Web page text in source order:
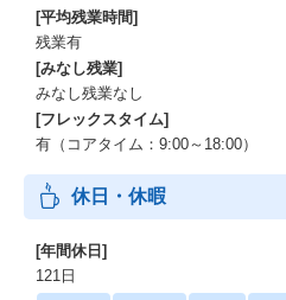
[平均残業時間]
残業有
[みなし残業]
みなし残業なし
[フレックスタイム]
有（コアタイム：9:00～18:00）
休日・休暇
[年間休日]
121日